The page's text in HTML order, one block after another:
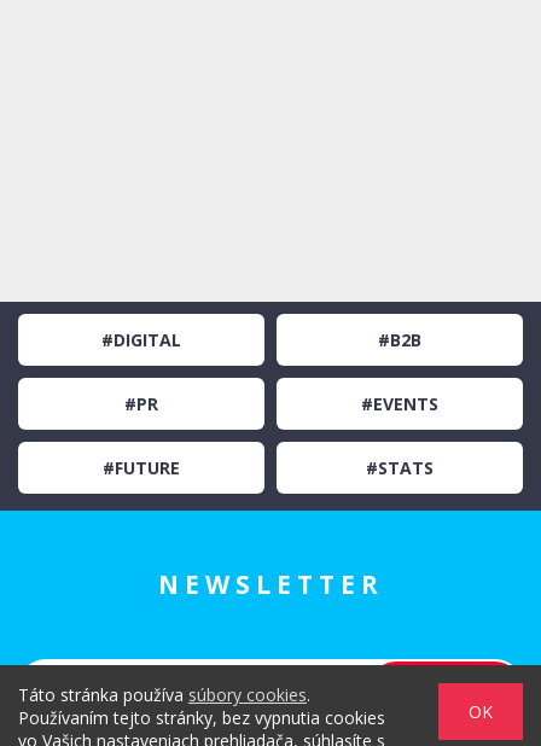
Táto stránka používa súbory cookies.
Používaním tejto stránky, bez vypnutia cookies
vo Vašich nastaveniach prehliadača, súhlasíte s
OK
#DIGITAL #B2B
#PR #EVENTS
#FUTURE #STATS
NEWSLETTER
Zadaním svojej emailovej adresy súhlasím s jej spracovaním na